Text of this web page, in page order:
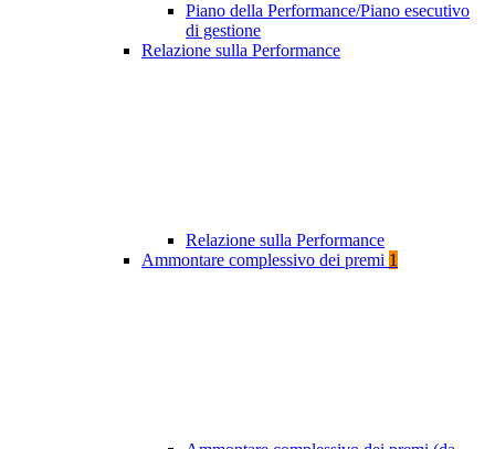
Piano della Performance/Piano esecutivo
di gestione
Relazione sulla Performance
Relazione sulla Performance
Ammontare complessivo dei premi 1